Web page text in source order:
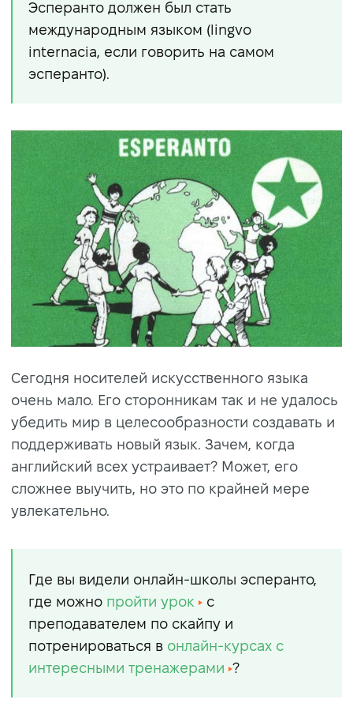
Эсперанто должен был стать
международным языком (lingvo
internacia, если говорить на самом
эсперанто).
Сегодня носителей искусственного языка
очень мало. Его сторонникам так и не удалось
убедить мир в целесообразности создавать и
поддерживать новый язык. Зачем, когда
английский всех устраивает? Может, его
сложнее выучить, но это по крайней мере
увлекательно.
Где вы видели онлайн-школы эсперанто,
где можно пройти урок
с
преподавателем по скайпу и
потренироваться в онлайн-курсах с
интересными тренажерами ?